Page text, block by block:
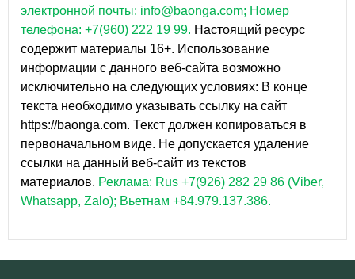
электронной почты: info@baonga.com; Номер
телефона: +7(960) 222 19 99. Настоящий ресурс
содержит материалы 16+. Использование
информации с данного веб-сайта возможно
исключительно на следующих условиях: В конце
текста необходимо указывать ссылку на сайт
https://baonga.com. Текст должен копироваться в
первоначальном виде. Не допускается удаление
ссылки на данный веб-сайт из текстов
материалов. Реклама: Rus +7(926) 282 29 86 (Viber,
Whatsapp, Zalo); Вьетнам +84.979.137.386.